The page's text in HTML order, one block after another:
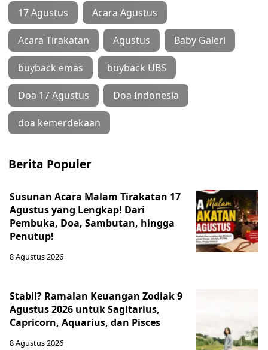
17 Agustus Acara Agustus
Acara Tirakatan Agustus Baby Galeri
buyback emas buyback UBS
Doa 17 Agustus Doa Indonesia
doa kemerdekaan
Berita Populer
Susunan Acara Malam Tirakatan 17
Agustus yang Lengkap! Dari
Pembuka, Doa, Sambutan, hingga
Penutup!
8 Agustus 2026
Stabil? Ramalan Keuangan Zodiak 9
Agustus 2026 untuk Sagitarius,
Capricorn, Aquarius, dan Pisces
8 Agustus 2026